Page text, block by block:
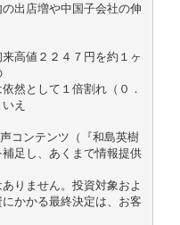
出店増や中国子会社の伸
高値２２４７円を約１ヶ
然として１倍割れ（０．
え
ンテンツ（『和島英樹
足し、あくまで情報提供
りません。投資対象およ
かかる最終決定は、お客